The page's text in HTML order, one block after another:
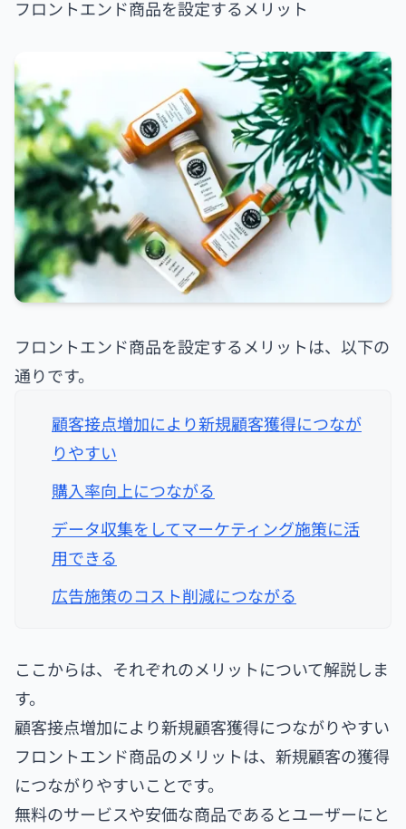
フロントエンド商品を設定するメリット
フロントエンド商品を設定するメリットは、以下の
通りです。
顧客接点増加により新規顧客獲得につなが
りやすい
購入率向上につながる
データ収集をしてマーケティング施策に活
用できる
広告施策のコスト削減につながる
ここからは、それぞれのメリットについて解説しま
す。
顧客接点増加により新規顧客獲得につながりやすい
フロントエンド商品のメリットは、新規顧客の獲得
につながりやすいことです。
無料のサービスや安価な商品であるとユーザーにと